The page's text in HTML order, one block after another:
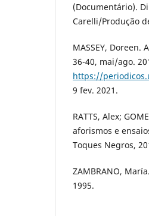
(Documentário).
Carelli/Produção
MASSEY, Doreen.
36-40, mai/ago.
https://
9 fev. 2021.
RATTS, Alex;
aforismos e
Toques Negros,
ZAMBRANO, María.
1995.